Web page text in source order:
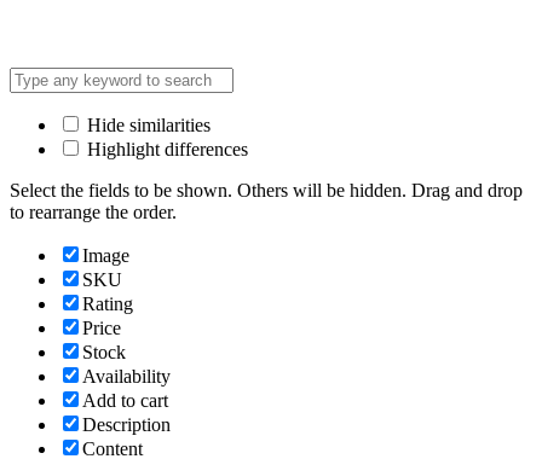
Hide similarities
Highlight differences
Select the fields to be shown. Others will be hidden. Drag and drop
to rearrange the order.
Image
SKU
Rating
Price
Stock
Availability
Add to cart
Description
Content